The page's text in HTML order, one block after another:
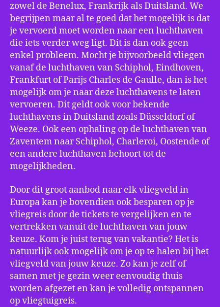
zowel de Benelux, Frankrijk als Duitsland. We
begrijpen maar al te goed dat het mogelijk is dat
je vervoerd moet worden naar een luchthaven
die iets verder weg ligt. Dit is dan ook geen
enkel probleem. Mocht je bijvoorbeeld vliegen
vanaf de luchthaven van Schiphol, Eindhoven,
Frankfurt of Parijs Charles de Gaulle, dan is het
mogelijk om je naar deze luchthavens te laten
vervoeren. Dit geldt ook voor bekende
luchthavens in Duitsland zoals Düsseldorf of
Weeze. Ook een ophaling op de luchthaven van
Zaventem naar Schiphol, Charleroi, Oostende of
een andere luchthaven behoort tot de
mogelijkheden.
Door dit groot aanbod naar elk vliegveld in
Europa kan je bovendien ook besparen op je
vliegreis door de tickets te vergelijken en te
vertrekken vanuit de luchthaven van jouw
keuze. Kom je juist terug van vakantie? Het is
natuurlijk ook mogelijk om je op te halen bij het
vliegveld van jouw keuze. Zo kan je zelf of
samen met je gezin weer eenvoudig thuis
worden afgezet en kan je volledig ontspannen
op vliegtuigreis.